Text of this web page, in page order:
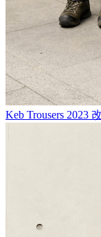
Keb Trousers 2023